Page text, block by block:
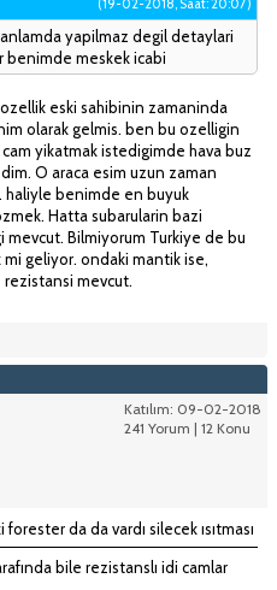
yapilmaz degil detaylari
benimde meskek icabi
eski sahibinin zamaninda
olarak gelmis. ben bu ozelligin
yikatmak istedigimde hava buz
O araca esim uzun zaman
haliyle benimde en buyuk
Hatta subarularin bazi
Bilmiyorum Turkiye de bu
geliyor. ondaki mantik ise,
mevcut.
Katılım: 09-02-2018
241 Yorum | 12 Konu
da da vardı silecek ısıtması
bile rezistanslı idi camlar